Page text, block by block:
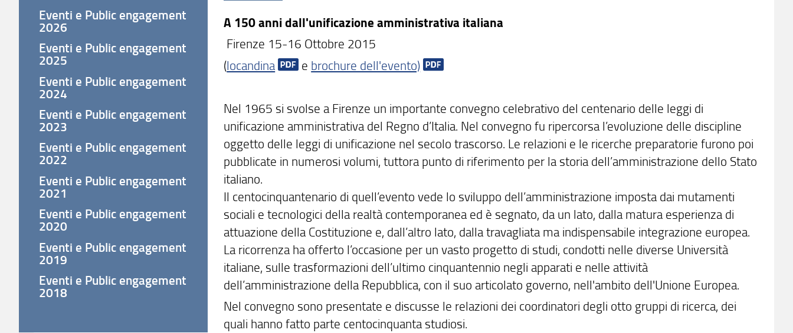
A 150 anni dall'unificazione amministrativa italiana
Firenze 15-16 Ottobre 2015
(locandina e brochure dell'evento)
Nel 1965 si svolse a Firenze un importante convegno celebrativo del centenario delle leggi di
unificazione amministrativa del Regno d’Italia. Nel convegno fu ripercorsa l’evoluzione delle discipline
oggetto delle leggi di unificazione nel secolo trascorso. Le relazioni e le ricerche preparatorie furono poi
pubblicate in numerosi volumi, tuttora punto di riferimento per la storia dell’amministrazione dello Stato
italiano.
Il centocinquantenario di quell’evento vede lo sviluppo dell’amministrazione imposta dai mutamenti
sociali e tecnologici della realtà contemporanea ed è segnato, da un lato, dalla matura esperienza di
attuazione della Costituzione e, dall’altro lato, dalla travagliata ma indispensabile integrazione europea.
La ricorrenza ha offerto l’occasione per un vasto progetto di studi, condotti nelle diverse Università
italiane, sulle trasformazioni dell’ultimo cinquantennio negli apparati e nelle attività
dell’amministrazione della Repubblica, con il suo articolato governo, nell'ambito dell'Unione Europea.
Nel convegno sono presentate e discusse le relazioni dei coordinatori degli otto gruppi di ricerca, dei
quali hanno fatto parte centocinquanta studiosi.
Eventi e Public engagement
2026
Eventi e Public engagement
2025
Eventi e Public engagement
2024
Eventi e Public engagement
2023
Eventi e Public engagement
2022
Eventi e Public engagement
2021
Eventi e Public engagement
2020
Eventi e Public engagement
2019
Eventi e Public engagement
2018